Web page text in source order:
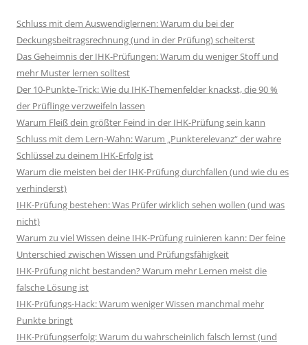
Schluss mit dem Auswendiglernen: Warum du bei der
Deckungsbeitragsrechnung (und in der Prüfung) scheiterst
Das Geheimnis der IHK-Prüfungen: Warum du weniger Stoff und
mehr Muster lernen solltest
Der 10-Punkte-Trick: Wie du IHK-Themenfelder knackst, die 90 %
der Prüflinge verzweifeln lassen
Warum Fleiß dein größter Feind in der IHK-Prüfung sein kann
Schluss mit dem Lern-Wahn: Warum „Punkterelevanz“ der wahre
Schlüssel zu deinem IHK-Erfolg ist
Warum die meisten bei der IHK-Prüfung durchfallen (und wie du es
verhinderst)
IHK-Prüfung bestehen: Was Prüfer wirklich sehen wollen (und was
nicht)
Warum zu viel Wissen deine IHK-Prüfung ruinieren kann: Der feine
Unterschied zwischen Wissen und Prüfungsfähigkeit
IHK-Prüfung nicht bestanden? Warum mehr Lernen meist die
falsche Lösung ist
IHK-Prüfungs-Hack: Warum weniger Wissen manchmal mehr
Punkte bringt
IHK-Prüfungserfolg: Warum du wahrscheinlich falsch lernst (und